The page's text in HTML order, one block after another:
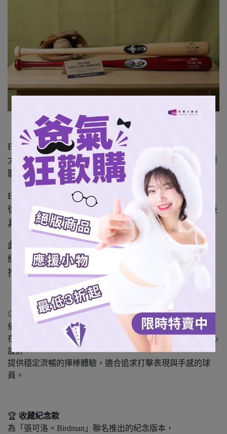
Birdman 鳥人運動來自美國舊金山，是通過美國職棒
大聯盟（MLB）、世界棒壘球總會（WBSC）及中華
職棒（CPBL）多項賽事規範認證的專業球棒品牌。
Birdman 以材料科學、工程技術與數據分析為核心，
從木材密度篩選、重心配置到擊球回饋調校，打造兼
具手感、性能與可靠度的頂級職業等級球棒。
此次鳥人球棒攜手「未來之星」張可洛，
結合其實戰經驗與 Birdman 精密工藝，
推出專為棒壘球愛好者打造的專屬球棒版本。
⚾
比賽專用款
依照實戰需求打造，適合日常訓練與正式比賽使用。
在重量配置、平衡性與擊球回饋上，以實際揮擊表現為核心
設計，
提供穩定流暢的揮棒體驗，適合追求打擊表現與手感的球
員。
🏆 收藏紀念款
為「張可洛 × Birdman」聯名推出的紀念版本，